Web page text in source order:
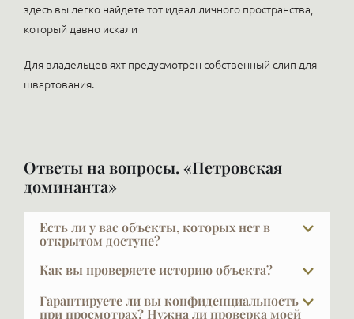
здесь вы легко найдете тот идеал личного пространства,
который давно искали
Для владельцев яхт предусмотрен собственный слип для
швартования.
Ответы на вопросы. «Петровская
доминанта»
Есть ли у вас объекты, которых нет в
открытом доступе?
В элите далеко не всё есть в открытой рекламе, и
это объяснимо: часть наших клиентов не хочет,
чтобы кто-то знал, что они планируют продавать
жильё. Другая часть осознанно выбирает закрытую
Как вы проверяете историю объекта?
За проверкой объекта мы обращаемся в
юридические и страховые компании, где это
Гарантируете ли вы конфиденциальность
при просмотрах? Нужна ли проверка моей